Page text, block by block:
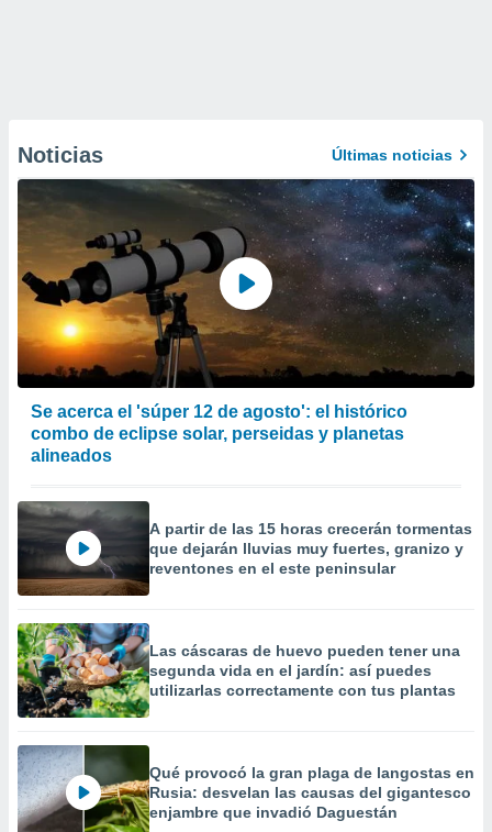
Noticias Últimas noticias
Se acerca el 'súper 12 de agosto': el histórico
combo de eclipse solar, perseidas y planetas
alineados
A partir de las 15 horas crecerán tormentas
que dejarán lluvias muy fuertes, granizo y
reventones en el este peninsular
Las cáscaras de huevo pueden tener una
segunda vida en el jardín: así puedes
utilizarlas correctamente con tus plantas
Qué provocó la gran plaga de langostas en
Rusia: desvelan las causas del gigantesco
enjambre que invadió Daguestán